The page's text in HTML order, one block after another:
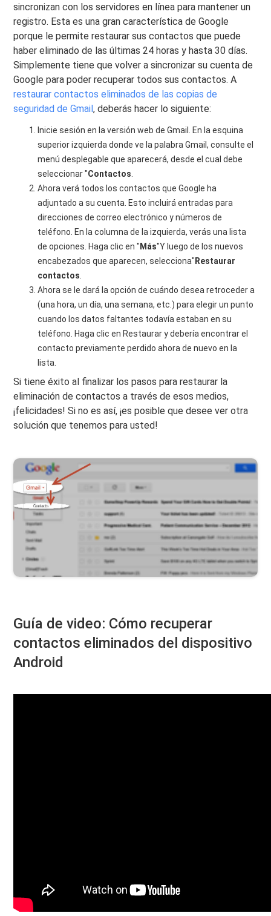
sincronizan con los servidores en línea para mantener un
registro. Esta es una gran característica de Google
porque le permite restaurar sus contactos que puede
haber eliminado de las últimas 24 horas y hasta 30 días.
Simplemente tiene que volver a sincronizar su cuenta de
Google para poder recuperar todos sus contactos. A
restaurar contactos eliminados de las copias de
seguridad de Gmail, deberás hacer lo siguiente:
Inicie sesión en la versión web de Gmail. En la esquina
superior izquierda donde ve la palabra Gmail, consulte el
menú desplegable que aparecerá, desde el cual debe
seleccionar "Contactos
Ahora verá todos los contactos que Google ha
adjuntado a su cuenta. Esto incluirá entradas para
direcciones de correo electrónico y números de
teléfono. En la columna de la izquierda, verás una lista
de opciones. Haga clic en "Más"Y luego de los nuevos
encabezados que aparecen, selecciona"Restaurar
contactos
Ahora se le dará la opción de cuándo desea retroceder a
(una hora, un día, una semana, etc.) para elegir un punto
cuando los datos faltantes todavía estaban en su
teléfono. Haga clic en Restaurar y debería encontrar el
contacto previamente perdido ahora de nuevo en la
lista.
Si tiene éxito al finalizar los pasos para restaurar la
eliminación de contactos a través de esos medios,
¡felicidades! Si no es así, ¡es posible que desee ver otra
solución que tenemos para usted!
Guía de video: Cómo recuperar
contactos eliminados del dispositivo
Android